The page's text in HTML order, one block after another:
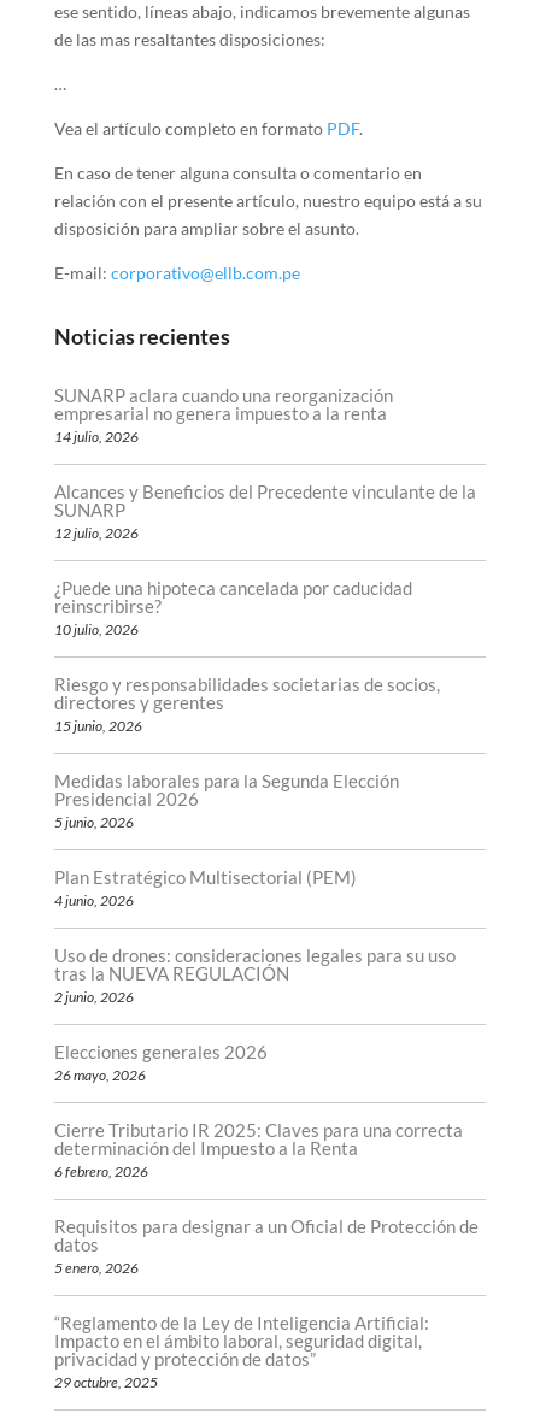
ese sentido, líneas abajo, indicamos brevemente algunas
de las mas resaltantes disposiciones:
…
Vea el artículo completo en formato PDF.
En caso de tener alguna consulta o comentario en
relación con el presente artículo, nuestro equipo está a su
disposición para ampliar sobre el asunto.
E-mail: corporativo@ellb.com.pe
Noticias recientes
SUNARP aclara cuando una reorganización
empresarial no genera impuesto a la renta
14 julio, 2026
Alcances y Beneficios del Precedente vinculante de la
SUNARP
12 julio, 2026
¿Puede una hipoteca cancelada por caducidad
reinscribirse?
10 julio, 2026
Riesgo y responsabilidades societarias de socios,
directores y gerentes
15 junio, 2026
Medidas laborales para la Segunda Elección
Presidencial 2026
5 junio, 2026
Plan Estratégico Multisectorial (PEM)
4 junio, 2026
Uso de drones: consideraciones legales para su uso
tras la NUEVA REGULACIÓN
2 junio, 2026
Elecciones generales 2026
26 mayo, 2026
Cierre Tributario IR 2025: Claves para una correcta
determinación del Impuesto a la Renta
6 febrero, 2026
Requisitos para designar a un Oficial de Protección de
datos
5 enero, 2026
“Reglamento de la Ley de Inteligencia Artificial:
Impacto en el ámbito laboral, seguridad digital,
privacidad y protección de datos”
29 octubre, 2025